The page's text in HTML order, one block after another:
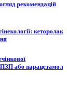
рекомендацій
кеторолак
або парацетамол